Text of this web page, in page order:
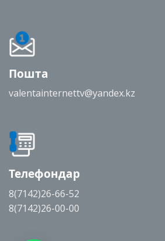
Пошта
valentainternettv@yandex.kz
Телефондар
8(7142)26-66-52
8(7142)26-00-00